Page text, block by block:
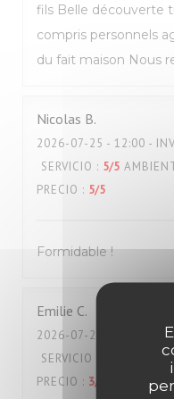
fils Belle découverte
compris personnels
du fait maison Nous
Nicolas B
2026-07-25 - 12:00 -
SERVICIO : 5/5
PRECIO : 5/5
Formidable !
Emilie C
2026-07-24
- 19:45 -
SERVICIO
PRECIO : 3/5